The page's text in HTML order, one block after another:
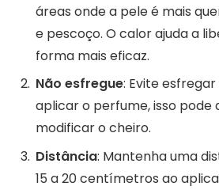
áreas onde a pele é mais
e pescoço. O calor ajuda a
forma mais eficaz.
Não esfregue: Evite
aplicar o perfume, isso
modificar o cheiro.
Distância: Mantenha uma
15 a 20 centímetros ao